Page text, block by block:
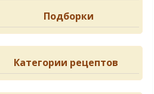
Подборки
Категории рецептов